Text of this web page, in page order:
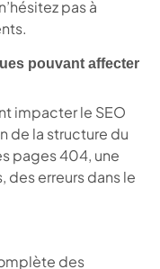
pas à
pouvant affecter
impacter le SEO
de la structure du
pages 404, une
erreurs dans le
des